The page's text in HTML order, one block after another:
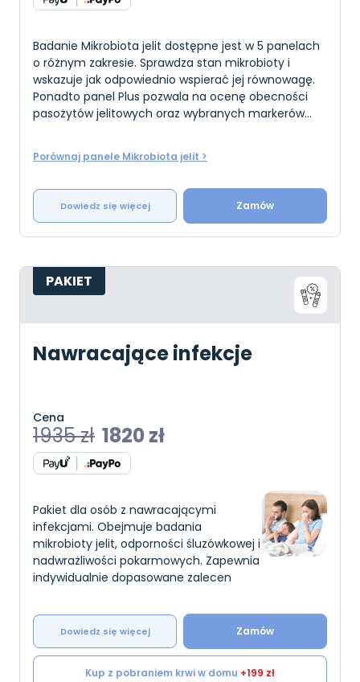
Badanie Mikrobiota jelit dostępne jest w 5 panelach
o różnym zakresie. Sprawdza stan mikrobioty i
wskazuje jak odpowiednio wspierać jej równowagę.
Ponadto panel Plus pozwala na ocenę obecności
pasożytów jelitowych oraz wybranych markerów
Porównaj panele Mikrobiota jelit >
Dowiedz się więcej Zamów
PAKIET
Nawracające infekcje
Cena
1935zł 1820 zł
Pakiet dla osób z nawracającymi
infekcjami. Obejmuje badania
mikrobioty jelit, odporności śluzówkowej i
nadwrażliwości pokarmowych. Zapewnia
indywidualnie dopasowane zalecen
Dowiedz się więcej Zamów
Kup z pobraniem krwi w domu +199 zł